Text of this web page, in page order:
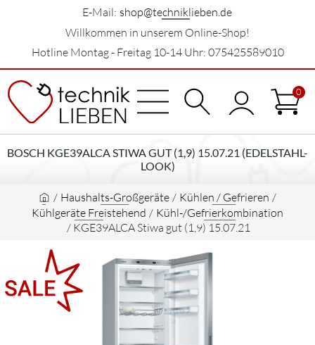
E-Mail: shop@techniklieben.de
Willkommen in unserem Online-Shop!
Hotline Montag - Freitag 10-14 Uhr: 075425589010
0
BOSCH KGE39ALCA STIWA GUT (1,9) 15.07.21 (EDELSTAHL-
LOOK)
/ Haushalts-Großgeräte / Kühlen / Gefrieren /
Kühlgeräte Freistehend / Kühl-/Gefrierkombination
/ KGE39ALCA Stiwa gut (1,9) 15.07.21